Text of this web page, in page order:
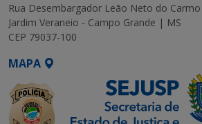
Rua Desembargador Leão Neto do
Jardim Veraneio - Campo Grande | MS
CEP 79037-100
MAPA